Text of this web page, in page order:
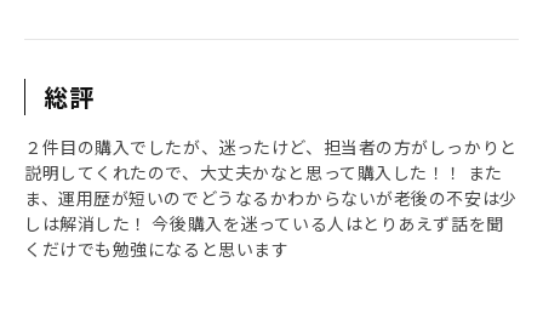
総評
２件目の購入でしたが、迷ったけど、担当者の方がしっかりと
説明してくれたので、大丈夫かなと思って購入した！！ また
ま、運用歴が短いのでどうなるかわからないが老後の不安は少
しは解消した！ 今後購入を迷っている人はとりあえず話を聞
くだけでも勉強になると思います